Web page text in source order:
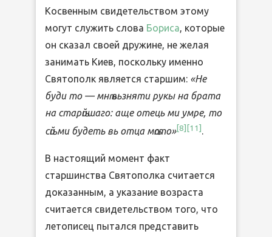
Косвенным свидетельством этому
могут служить слова Бориса, которые
он сказал своей дружине, не желая
занимать Киев, поскольку именно
Святополк является старшим: «Не
буди то — мнѣ вьзняти рукы на брата
на старѣйшаго: аще отець ми умре, то
сѣй ми будеть вь отца мѣсто» [8] [11 ] .
В настоящий момент факт
старшинства Святополка считается
доказанным, а указание возраста
считается свидетельством того, что
летописец пытался представить